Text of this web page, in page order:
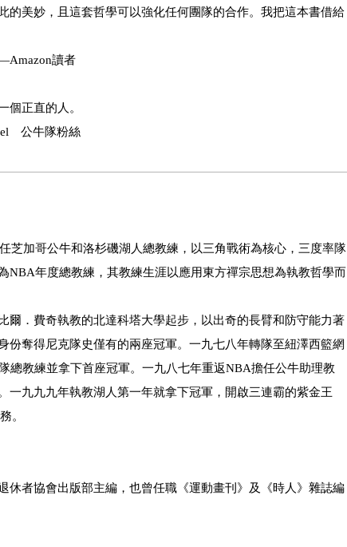
美妙，且這套哲學可以強化任何團隊的合作。我把這本書借給
者
個正直的人。
絲
芝加哥公牛和洛杉磯湖人總教練，以三角戰術為核心，三度率隊
年度總教練，其教練生涯以應用東方禪宗思想為執教哲學而
．費奇執教的北達科塔大學起步，以出奇的長臂和防守能力著
奪得尼克隊史僅有的兩座冠軍。一九七八年轉隊至紐澤西籃網
總教練並拿下首座冠軍。一九八七年重返NBA擔任公牛助理教
九九九年執教湖人第一年就拿下冠軍，開啟三連霸的紫金王
。
者協會出版部主編，也曾任職《運動畫刊》及《時人》雜誌編